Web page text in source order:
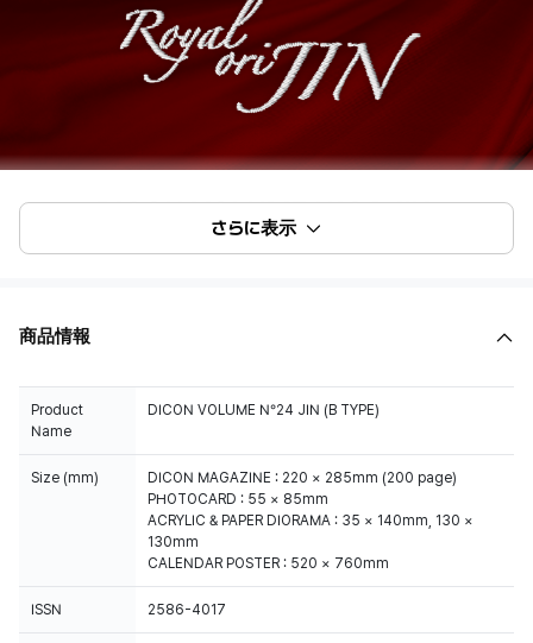
さらに表示
商品情報
Product
Name
DICON VOLUME N°24 JIN (B TYPE)
Size (mm)
DICON MAGAZINE : 220 × 285mm (200 page)
PHOTOCARD : 55 × 85mm
ACRYLIC & PAPER DIORAMA : 35 × 140mm, 130 ×
130mm
CALENDAR POSTER : 520 × 760mm
ISSN 2586-4017